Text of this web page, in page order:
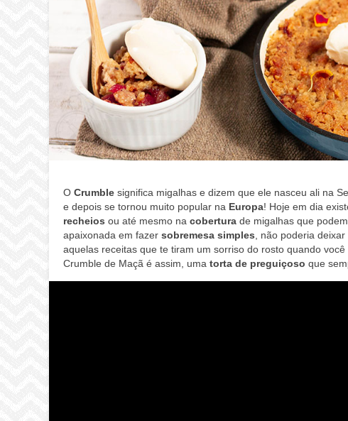
O Crumblesignifica migalhas e dizem que ele nasceu ali na
e depois se tornou muito popular na Europa! Hoje em dia
recheiosou até mesmo na coberturade migalhas que
apaixonada em fazer sobremesa simples, não poderia deixar
aquelas receitas que te tiram um sorriso do rosto quando
Crumble de Maçã é assim, umatorta de preguiçoso que